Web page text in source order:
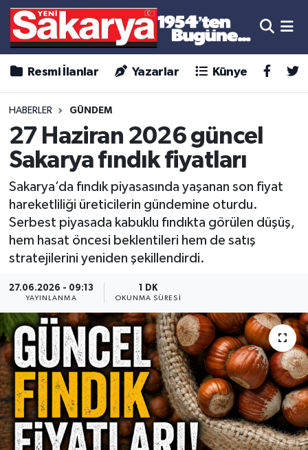
Resmi İlanlar Yazarlar Künye
HABERLER GÜNDEM
27 Haziran 2026 güncel
Sakarya fındık fiyatları
Sakarya’da fındık piyasasında yaşanan son fiyat
hareketliliği üreticilerin gündemine oturdu.
Serbest piyasada kabuklu fındıkta görülen düşüş,
hem hasat öncesi beklentileri hem de satış
stratejilerini yeniden şekillendirdi.
27.06.2026 - 09:13
YAYINLANMA
1 DK
OKUNMA SÜRESI